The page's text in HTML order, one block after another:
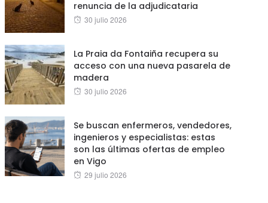
renuncia de la adjudicataria
Posted
30 julio 2026
La Praia da Fontaiña recupera su
acceso con una nueva pasarela de
madera
Posted
30 julio 2026
Se buscan enfermeros, vendedores,
ingenieros y especialistas: estas
son las últimas ofertas de empleo
en Vigo
Posted
29 julio 2026